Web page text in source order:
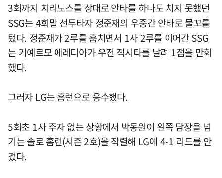
3회까지 치리노스를 상대로 안타를 하나도 치지 못했던
SSG는 4회말 선두타자 정준재의 우중간 안타로 물꼬를
텄다. 정준재가 2루를 훔치면서 1사 2루를 이어간 SSG
는 기예르모 에레디아가 우전 적시타를 날려 1점을 만회
했다.
그러자 LG는 홈런으로 응수했다.
5회초 1사 주자 없는 상황에서 박동원이 왼쪽 담장을 넘
기는 솔로 홈런(시즌 2호)을 작렬해 LG에 4-1 리드를 안
겼다.